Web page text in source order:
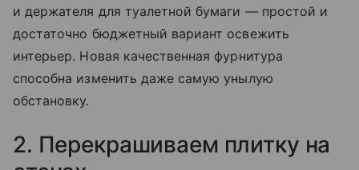
и держателя для туалетной бумаги — простой и
достаточно бюджетный вариант освежить
интерьер. Новая качественная фурнитура
способна изменить даже самую унылую
обстановку.
2. Перекрашиваем плитку на